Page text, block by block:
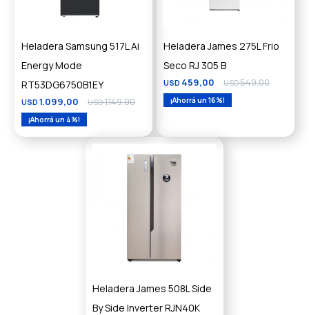
Heladera Samsung 517L Ai
Energy Mode
RT53DG6750B1EY
USD 1.099,00 USD1.149,00
4
Heladera James 275L Frio
Seco RJ 305 B
USD 459,00 USD549,00
16
Heladera James 508L Side
By Side Inverter RJN40K